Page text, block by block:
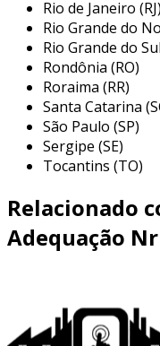
necessidades
Rio de Janeiro (RJ)
Rio Grande do
Rio Grande do
Rondônia (RO)
Roraima (RR)
Santa Catarina
São Paulo (SP)
Sergipe (SE)
Tocantins (TO)
Relacionado
Adequação